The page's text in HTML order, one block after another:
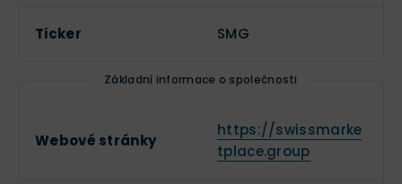
Ticker SMG
Základní informace o společnosti
Webové stránky
https://swissmarke
tplace.group